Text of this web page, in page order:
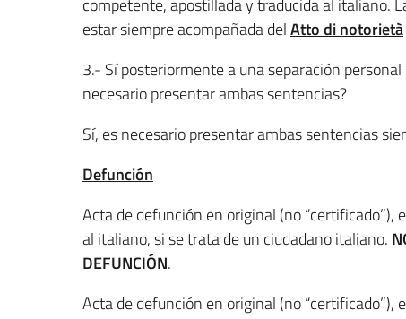
competente, apostillada y traducida al italiano.
estar siempre acompañada delAtto di notorietà
3.- Sí posteriormente a una separación
necesario presentar ambas sentencias?
Sí, es necesario presentar ambas sentencias
Defunción
Acta de defunción en original (no
al italiano, si se trata de un ciudadano italiano.
DEFUNCIÓN.
Acta de defunción en original (no